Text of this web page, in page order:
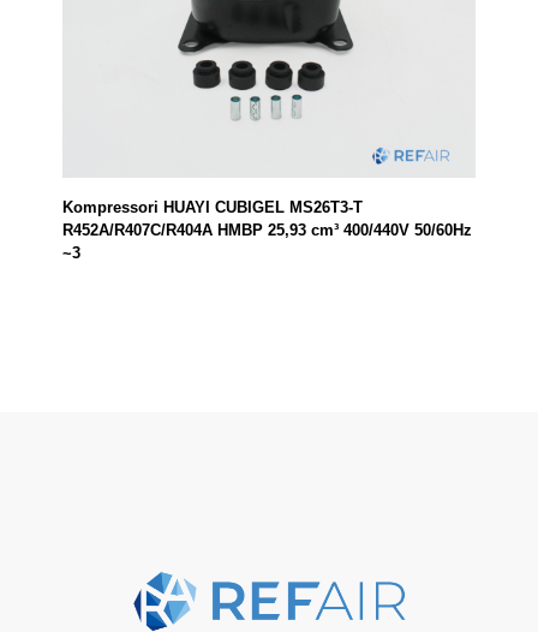
Kompressori HUAYI CUBIGEL MS26T3-T
R452A/R407C/R404A HMBP 25,93 cm³ 400/440V 50/60Hz
~3